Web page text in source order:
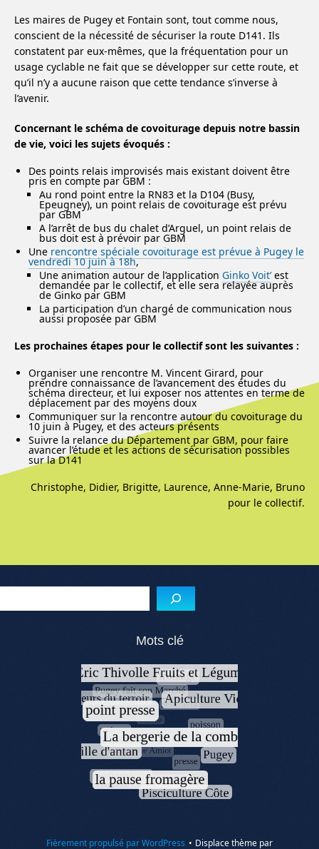
Les maires de Pugey et Fontain sont, tout comme nous,
conscient de la nécessité de sécuriser la route D141. Ils
constatent par eux-mêmes, que la fréquentation pour un
usage cyclable ne fait que se développer sur cette route, et
qu’il n’y a aucune raison que cette tendance s’inverse à
l’avenir.
Concernant le schéma de covoiturage depuis notre bassin
de vie, voici les sujets évoqués :
Des points relais improvisés mais existant doivent être
pris en compte par GBM :
Au rond point entre la RN83 et la D104 (Busy,
Epeugney), un point relais de covoiturage est prévu
par GBM
A l’arrêt de bus du chalet d’Arguel, un point relais de
bus doit est à prévoir par GBM
Une rencontre spéciale covoiturage est prévue à Pugey le
vendredi 10 juin à 18h,
Une animation autour de l’application Ginko Voit’est
demandée par le collectif, et elle sera relayée auprès
de Ginko par GBM
La participation d’un chargé de communication nous
aussi proposée par GBM
Les prochaines étapes pour le collectif sont les suivantes :
Organiser une rencontre M. Vincent Girard, pour
prendre connaissance de l’avancement des études du
schéma directeur, et lui exposer nos attentes en terme de
déplacement par des moyens doux
Communiquer sur la rencontre autour du covoiturage du
10 juin à Pugey, et des acteurs présents
Suivre la relance du Département par GBM, pour faire
avancer l’étude et les actions de sécurisation possibles
sur la D141
Christophe, Didier, Brigitte, Laurence, Anne-Marie, Bruno
pour le collectif.
Menu de l'article
Mots clé
Fièrement propulsé par WordPress • Displace thème par